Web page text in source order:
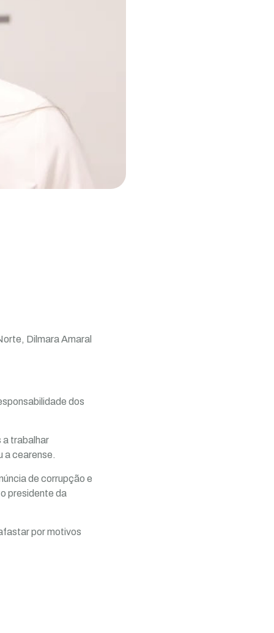
Dilmara Amaral
dos
a trabalhar
a cearense.
de corrupção e
presidente da
por motivos